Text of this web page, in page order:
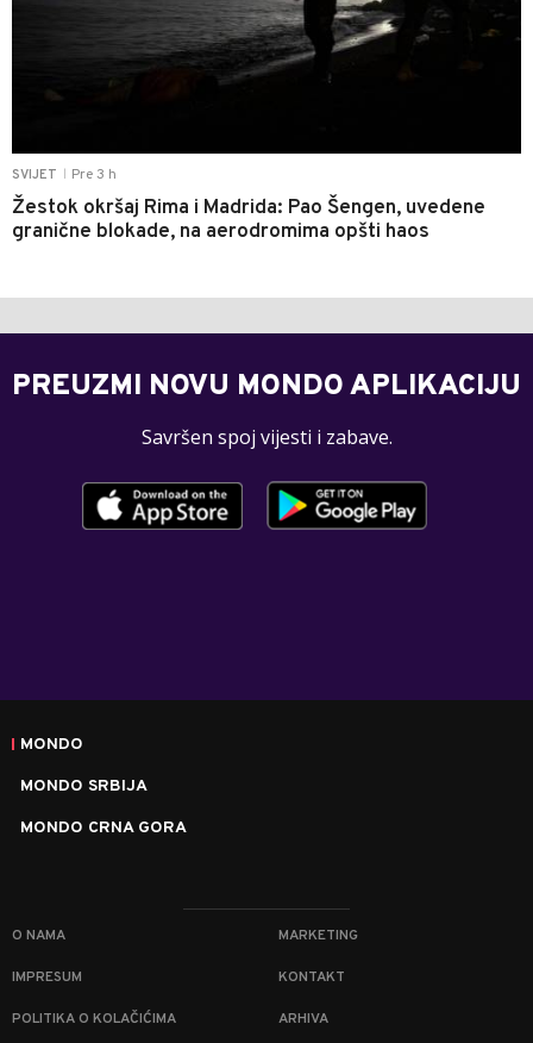
SVIJET Pre 3 h
Žestok okršaj Rima i Madrida: Pao Šengen, uvedene
granične blokade, na aerodromima opšti haos
PREUZMI NOVU MONDO APLIKACIJU
Savršen spoj vijesti i zabave.
MONDO
MONDO SRBIJA
MONDO CRNA GORA
O NAMA MARKETING
IMPRESUM KONTAKT
POLITIKA O KOLAČIĆIMA ARHIVA